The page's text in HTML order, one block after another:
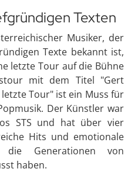
Texten
Musiker, der
Texte bekannt ist,
letzte Tour auf die Bühne
mit dem Titel "Gert
Tour" ist ein Muss für
Der Künstler war
STS und hat über vier
Hits und emotionale
die Generationen von
haben.